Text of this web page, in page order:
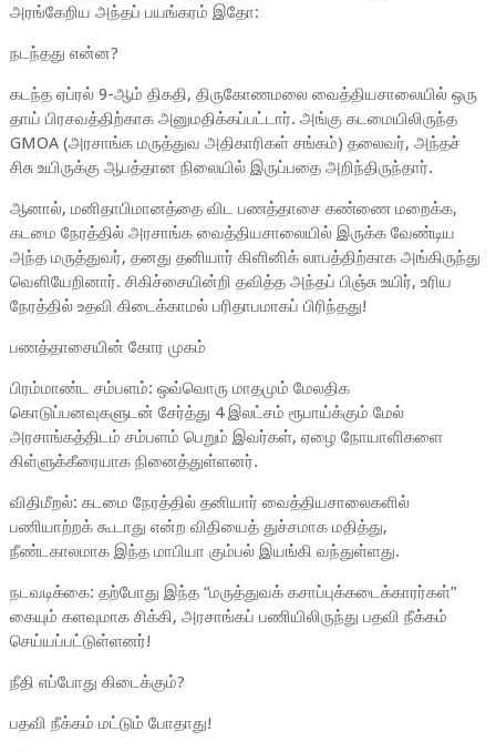
அரங்கேறிய அந்தப் பயங்கரம் இதோ:
நடந்தது என்ன?
கடந்த ஏப்ரல் 9-ஆம் திகதி, திருகோணமலை வைத்தியசாலையில் ஒரு
தாய் பிரசவத்திற்காக அனுமதிக்கப்பட்டார். அங்கு கடமையிலிருந்த
GMOA (அரசாங்க மருத்துவ அதிகாரிகள் சங்கம்) தலைவர், அந்தச்
சிசு உயிருக்கு ஆபத்தான நிலையில் இருப்பதை அறிந்திருந்தார்.
ஆனால், மனிதாபிமானத்தை விட பணத்தாசை கண்ணை மறைக்க,
கடமை நேரத்தில் அரசாங்க வைத்தியசாலையில் இருக்க வேண்டிய
அந்த மருத்துவர், தனது தனியார் கிளினிக் லாபத்திற்காக அங்கிருந்து
வெளியேறினார். சிகிச்சையின்றி தவித்த அந்தப் பிஞ்சு உயிர், உரிய
நேரத்தில் உதவி கிடைக்காமல் பரிதாபமாகப் பிரிந்தது!
பணத்தாசையின் கோர முகம்
பிரம்மாண்ட சம்பளம்: ஒவ்வொரு மாதமும் மேலதிக
கொடுப்பனவுகளுடன் சேர்த்து 4 இலட்சம் ரூபாய்க்கும் மேல்
அரசாங்கத்திடம் சம்பளம் பெறும் இவர்கள், ஏழை நோயாளிகளை
கிள்ளுக்கீரையாக நினைத்துள்ளனர்.
விதிமீறல்: கடமை நேரத்தில் தனியார் வைத்தியசாலைகளில்
பணியாற்றக் கூடாது என்ற விதியைத் துச்சமாக மதித்து,
நீண்டகாலமாக இந்த மாபியா கும்பல் இயங்கி வந்துள்ளது.
நடவடிக்கை: தற்போது இந்த “மருத்துவக் கசாப்புக்கடைக்காரர்கள்”
கையும் களவுமாக சிக்கி, அரசாங்கப் பணியிலிருந்து பதவி நீக்கம்
செய்யப்பட்டுள்ளனர்!
நீதி எப்போது கிடைக்கும்?
பதவி நீக்கம் மட்டும் போதாது!